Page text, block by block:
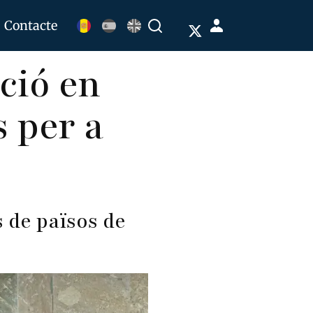
Contacte BuscarMenú
de
en
per a
països de